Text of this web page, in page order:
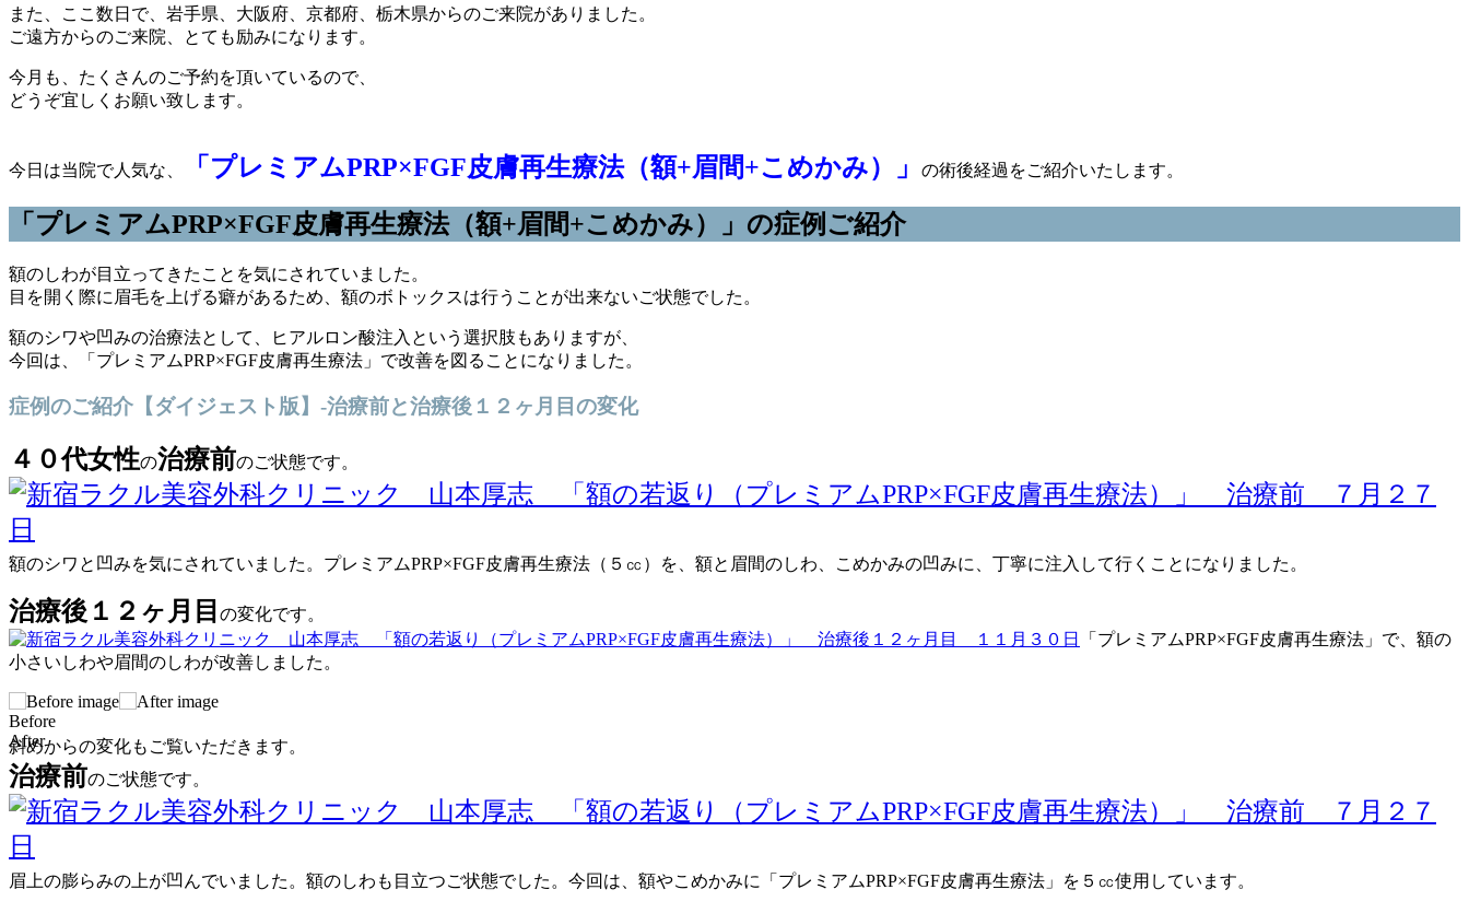
また、ここ数日で、岩手県、大阪府、京都府、栃木県からのご来院がありました。
ご遠方からのご来院、とても励みになります。
今月も、たくさんのご予約を頂いているので、
どうぞ宜しくお願い致します。
今日は当院で人気な、 「プレミアムPRP×FGF皮膚再生療法（額+眉間+こめかみ）」 の術後経過をご紹介いたします。
「プレミアムPRP×FGF皮膚再生療法（額+眉間+こめかみ）」の症例ご紹介
額のしわが目立ってきたことを気にされていました。
目を開く際に眉毛を上げる癖があるため、額のボトックスは行うことが出来ないご状態でした。
額のシワや凹みの治療法として、ヒアルロン酸注入という選択肢もありますが、
今回は、「プレミアムPRP×FGF皮膚再生療法」で改善を図ることになりました。
症例のご紹介【ダイジェスト版】-治療前と治療後１２ヶ月目の変化
４０代女性の治療前のご状態です。
額のシワと凹みを気にされていました。プレミアムPRP×FGF皮膚再生療法（５㏄）を、額と眉間のしわ、こめかみの凹みに、丁寧に注入して行くことになりました。
治療後１２ヶ月目 の変化です。
「プレミアムPRP×FGF皮膚再生療法」で、額の
小さいしわや眉間のしわが改善しました。
Before
After
斜めからの変化もご覧いただきます。
治療前のご状態です。
眉上の膨らみの上が凹んでいました。額のしわも目立つご状態でした。今回は、額やこめかみに「プレミアムPRP×FGF皮膚再生療法」を５㏄使用しています。